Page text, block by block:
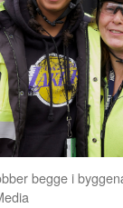
begge i